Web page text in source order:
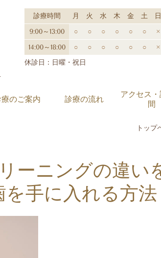
診療時間 月 火 水 木 金 土
日
9:00～13:00
○ ○ ○ ○ ○ ○
×
14:00～18:00
○ ○ ○ ○ ○ ○ ×
休診日：日曜・祝日
のご案内 診療の流れ
アクセス
間
トップ
ーニングの違い
を手に入れる方法